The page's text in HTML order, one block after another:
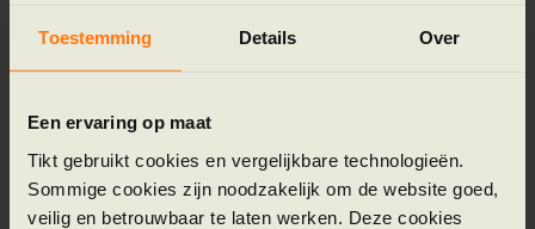
Toestemming Details Over
Een ervaring op maat
Tikt gebruikt cookies en vergelijkbare technologieën.
Sommige cookies zijn noodzakelijk om de website goed,
veilig en betrouwbaar te laten werken. Deze cookies
zijn. Dit zijn de perfecte kandidaten voor de eerste
FAQ-chatbot op je website.
Selecteer vervolgens de juiste tooling die past bij
jouw behoeften en schaalbaar is voor de